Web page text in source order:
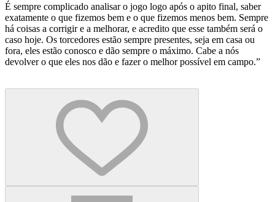
É sempre complicado analisar o jogo logo após o apito final, saber
exatamente o que fizemos bem e o que fizemos menos bem. Sempre
há coisas a corrigir e a melhorar, e acredito que esse também será o
caso hoje. Os torcedores estão sempre presentes, seja em casa ou
fora, eles estão conosco e dão sempre o máximo. Cabe a nós
devolver o que eles nos dão e fazer o melhor possível em campo.”